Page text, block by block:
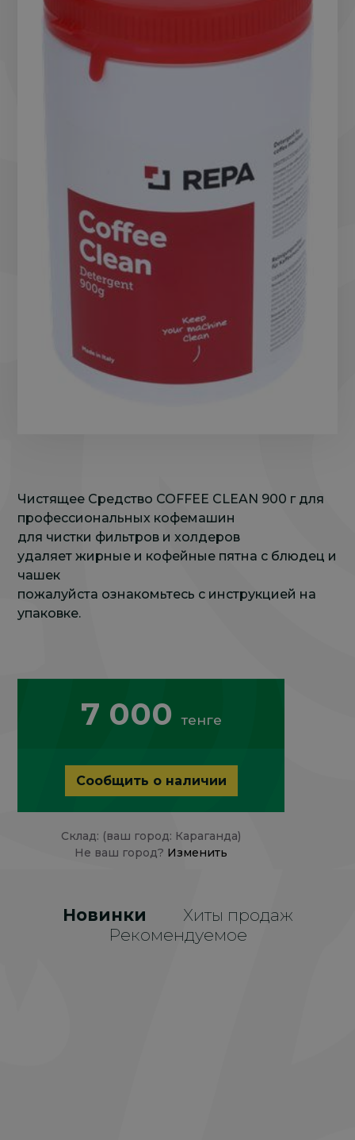
Чистящее Средство COFFEE CLEAN 900 г для
профессиональных кофемашин
для чистки фильтров и холдеров
удаляет жирные и кофейные пятна с блюдец и
чашек
пожалуйста ознакомьтесь с инструкцией на
упаковке.
7 000тенге
Сообщить о наличии
Склад: (ваш город: Караганда)
Не ваш город? Изменить
Новинки
Хиты продаж
Рекомендуемое